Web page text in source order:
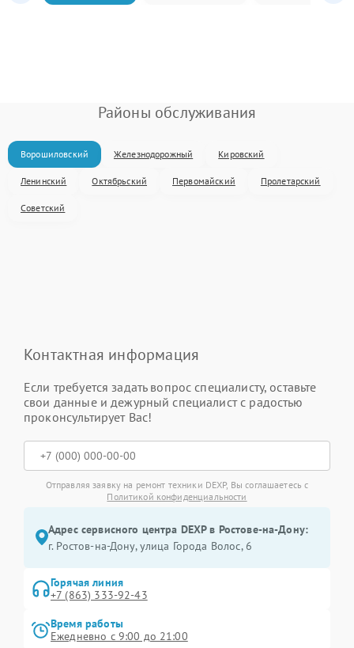
Районы обслуживания
Ворошиловский Железнодорожный Кировский
Ленинский Октябрьский Первомайский Пролетарский
Советский
Контактная информация
Если требуется задать вопрос специалисту, оставьте
свои данные и дежурный специалист с радостью
проконсультирует Вас!
Отправляя заявку на ремонт техники DEXP, Вы соглашаетесь с
Политикой конфиденциальности
Адрес сервисного центра DEXP в Ростове-на-Дону:
г. Ростов-на-Дону, улица Города Волос, 6
Горячая линия
+7 (863) 333-92-43
Время работы
Ежедневно с 9:00 до 21:00